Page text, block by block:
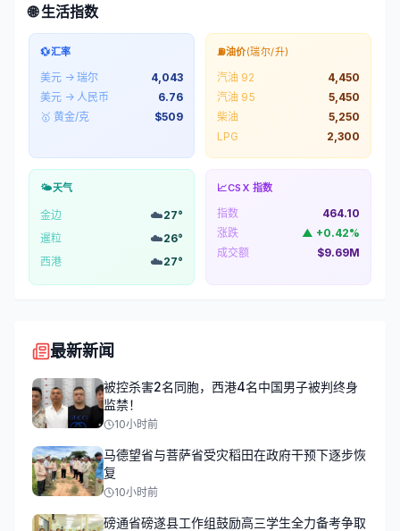
🌐 生活指数
💱汇率
美元 → 瑞尔
4,043
美元 → 人民币
6.76
🥇 黄金/克
$509
⛽油价(瑞尔/升)
汽油 92
4,450
汽油 95
5,450
柴油
5,250
LPG
2,300
🌤️天气
金边 ☁️27°
暹粒
☁️26°
西港
☁️27°
📈CSX 指数
指数
464.10
涨跌
▲ +0.42%
成交额
$9.69M
最新新闻
被控杀害2名同胞，西港4名中国男子被判终身
监禁！
10小时前
马德望省与菩萨省受灾稻田在政府干预下逐步恢
复
10小时前
磅通省磅遂县工作组鼓励高三学生全力备考争取